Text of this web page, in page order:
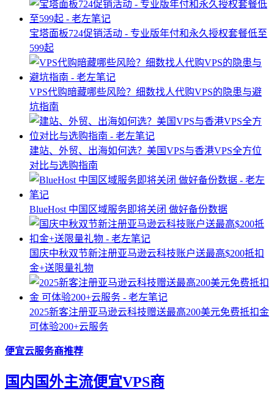
宝塔面板724促销活动 - 专业版年付和永久授权套餐低至
599起
VPS代购暗藏哪些风险？细数找人代购VPS的隐患与避
坑指南
建站、外贸、出海如何选？美国VPS与香港VPS全方位
对比与选购指南
BlueHost 中国区域服务即将关闭 做好备份数据
国庆中秋双节新注册亚马逊云科技账户送最高$200抵扣
金+送限量礼物
2025新客注册亚马逊云科技赠送最高200美元免费抵扣金
可体验200+云服务
便宜云服务商推荐
国内国外主流便宜VPS商